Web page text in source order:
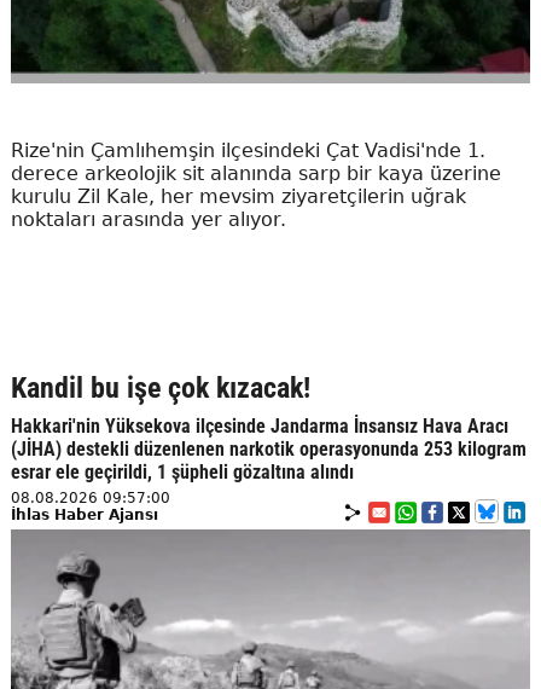
Rize'nin Çamlıhemşin ilçesindeki Çat Vadisi'nde 1.
derece arkeolojik sit alanında sarp bir kaya üzerine
kurulu Zil Kale, her mevsim ziyaretçilerin uğrak
noktaları arasında yer alıyor.
Kandil bu işe çok kızacak!
Hakkari'nin Yüksekova ilçesinde Jandarma İnsansız Hava Aracı
(JİHA) destekli düzenlenen narkotik operasyonunda 253 kilogram
esrar ele geçirildi, 1 şüpheli gözaltına alındı
08.08.2026 09:57:00
İhlas Haber Ajansı